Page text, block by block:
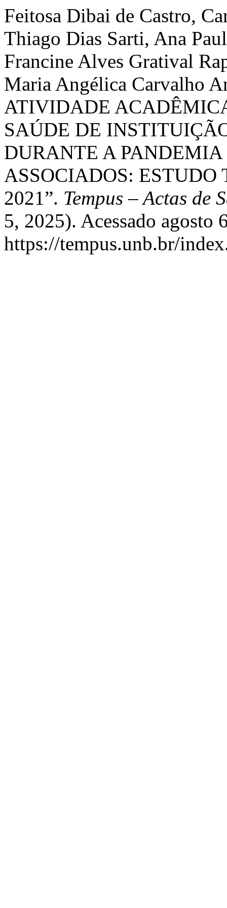
Feitosa Dibai de Castro,
Thiago Dias Sarti, Ana
Francine Alves Gratival
Maria Angélica Carvalho
ATIVIDADE
SAÚDE DE
DURANTE A PANDEMIA
ASSOCIADOS:
2021”. Tempus – Actas de
5, 2025). Acessado agosto
https://tempus.unb.br/